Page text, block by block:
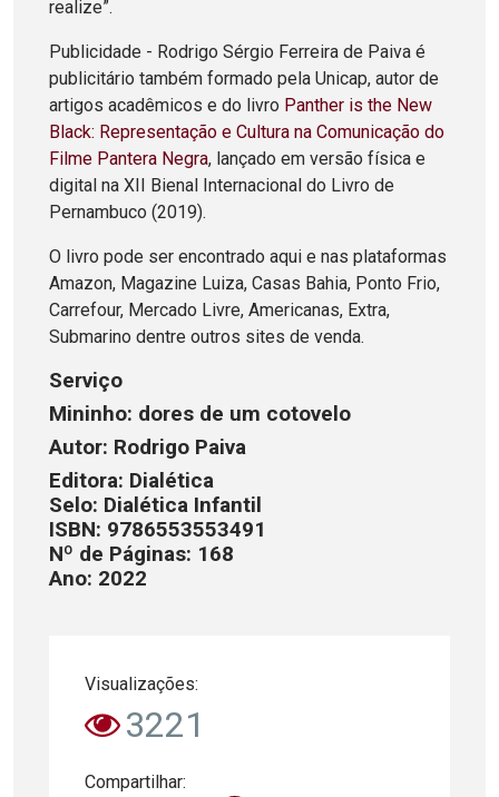
realize”.
Publicidade - Rodrigo Sérgio Ferreira de Paiva é
publicitário também formado pela Unicap, autor de
artigos acadêmicos e do livro Panther is the New
Black: Representação e Cultura na Comunicação do
Filme Pantera Negra, lançado em versão física e
digital na XII Bienal Internacional do Livro de
Pernambuco (2019).
O livro pode ser encontrado aqui e nas plataformas
Amazon, Magazine Luiza, Casas Bahia, Ponto Frio,
Carrefour, Mercado Livre, Americanas, Extra,
Submarino dentre outros sites de venda.
Serviço
Mininho: dores de um cotovelo
Autor: Rodrigo Paiva
Editora: Dialética
Selo: Dialética Infantil
ISBN: 9786553553491
Nº de Páginas: 168
Ano: 2022
Visualizações:
3221
Compartilhar: